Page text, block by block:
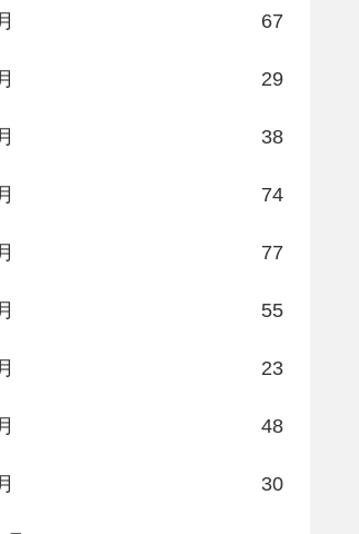
67
29
38
74
77
55
23
48
30